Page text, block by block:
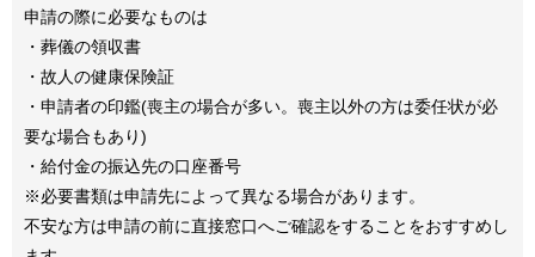
申請の際に必要なものは
・葬儀の領収書
・故人の健康保険証
・申請者の印鑑(喪主の場合が多い。喪主以外の方は委任状が必
要な場合もあり)
・給付金の振込先の口座番号
※必要書類は申請先によって異なる場合があります。
不安な方は申請の前に直接窓口へご確認をすることをおすすめし